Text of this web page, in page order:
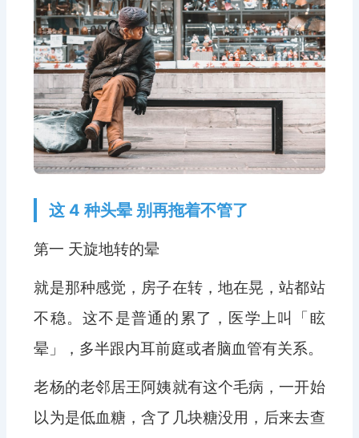
这 4 种头晕 别再拖着不管了
第一 天旋地转的晕
就是那种感觉，房子在转，地在晃，站都站
不稳。这不是普通的累了，医学上叫「眩
晕」，多半跟内耳前庭或者脑血管有关系。
老杨的老邻居王阿姨就有这个毛病，一开始
以为是低血糖，含了几块糖没用，后来去查